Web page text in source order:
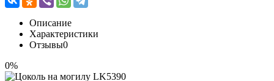
Описание
Характеристики
Отзывы0
0%